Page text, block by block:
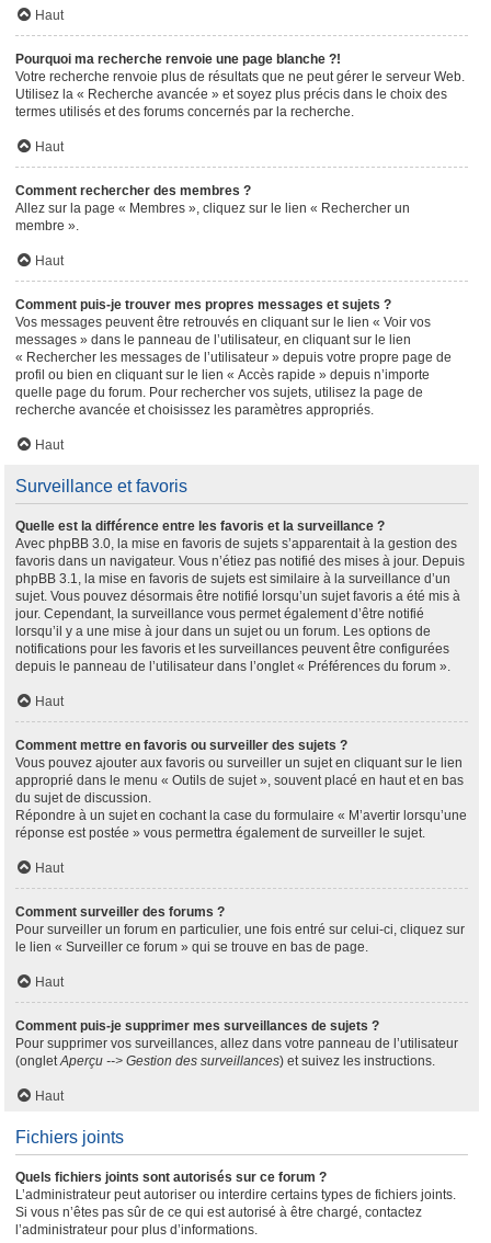
Haut
Pourquoi ma recherche renvoie une page blanche ?!
Votre recherche renvoie plus de résultats que ne peut gérer le serveur Web.
Utilisez la « Recherche avancée » et soyez plus précis dans le choix des
termes utilisés et des forums concernés par la recherche.
Haut
Comment rechercher des membres ?
Allez sur la page « Membres », cliquez sur le lien « Rechercher un
membre ».
Haut
Comment puis-je trouver mes propres messages et sujets ?
Vos messages peuvent être retrouvés en cliquant sur le lien « Voir vos
messages » dans le panneau de l’utilisateur, en cliquant sur le lien
« Rechercher les messages de l’utilisateur » depuis votre propre page de
profil ou bien en cliquant sur le lien « Accès rapide » depuis n’importe
quelle page du forum. Pour rechercher vos sujets, utilisez la page de
recherche avancée et choisissez les paramètres appropriés.
Haut
Surveillance et favoris
Quelle est la différence entre les favoris et la surveillance ?
Avec phpBB 3.0, la mise en favoris de sujets s’apparentait à la gestion des
favoris dans un navigateur. Vous n’étiez pas notifié des mises à jour. Depuis
phpBB 3.1, la mise en favoris de sujets est similaire à la surveillance d’un
sujet. Vous pouvez désormais être notifié lorsqu’un sujet favoris a été mis à
jour. Cependant, la surveillance vous permet également d’être notifié
lorsqu’il y a une mise à jour dans un sujet ou un forum. Les options de
notifications pour les favoris et les surveillances peuvent être configurées
depuis le panneau de l’utilisateur dans l’onglet « Préférences du forum ».
Haut
Comment mettre en favoris ou surveiller des sujets ?
Vous pouvez ajouter aux favoris ou surveiller un sujet en cliquant sur le lien
approprié dans le menu « Outils de sujet », souvent placé en haut et en bas
du sujet de discussion.
Répondre à un sujet en cochant la case du formulaire « M’avertir lorsqu’une
réponse est postée » vous permettra également de surveiller le sujet.
Haut
Comment surveiller des forums ?
Pour surveiller un forum en particulier, une fois entré sur celui-ci, cliquez sur
le lien « Surveiller ce forum » qui se trouve en bas de page.
Haut
Comment puis-je supprimer mes surveillances de sujets ?
Pour supprimer vos surveillances, allez dans votre panneau de l’utilisateur
(ongletAperçu --> Gestion des surveillances) et suivez les instructions.
Haut
Fichiers joints
Quels fichiers joints sont autorisés sur ce forum ?
L’administrateur peut autoriser ou interdire certains types de fichiers joints.
Si vous n’êtes pas sûr de ce qui est autorisé à être chargé, contactez
l’administrateur pour plus d’informations.